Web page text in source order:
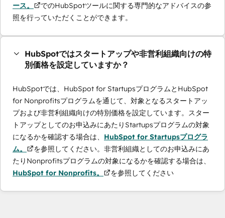
ース。
でのHubSpotツールに関する専門的なアドバイスの参
照を行っていただくことができます。
HubSpotではスタートアップや非営利組織向けの特
別価格を設定していますか？
HubSpotでは、HubSpot for StartupsプログラムとHubSpot
for Nonprofitsプログラムを通じて、対象となるスタートアッ
プおよび非営利組織向けの特別価格を設定しています。スター
トアップとしてのお申込みにあたりStartupsプログラムの対象
になるかを確認する場合は、 HubSpot for Startupsプログラ
ム。
を参照してください。非営利組織としてのお申込みにあ
たりNonprofitsプログラムの対象になるかを確認する場合は、
HubSpot for Nonprofits。
を参照してください